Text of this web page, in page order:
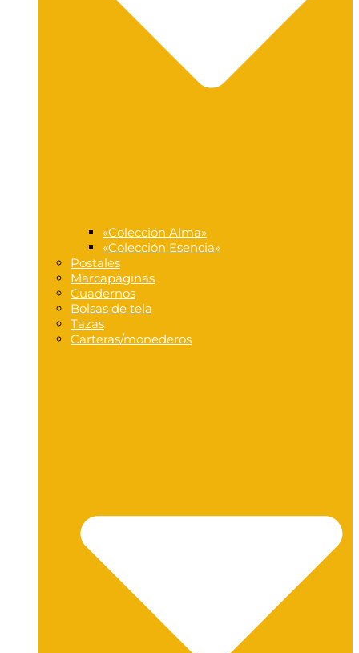
«Colección Alma»
«Colección Esencia»
Postales
Marcapáginas
Cuadernos
Bolsas de tela
Tazas
Carteras/monederos